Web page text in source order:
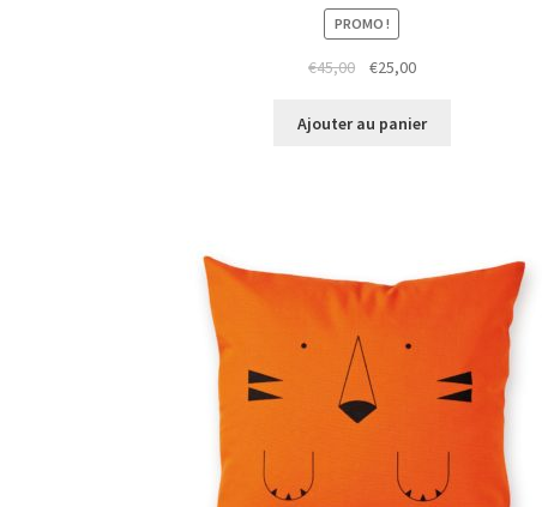
PROMO !
€45,00
Le
initial
€25,00Le
actuel
Ajouter au panier